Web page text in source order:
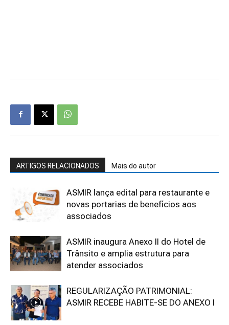
ARTIGOS RELACIONADOS Mais do autor
ASMIR lança edital para restaurante e
novas portarias de benefícios aos
associados
ASMIR inaugura Anexo II do Hotel de
Trânsito e amplia estrutura para
atender associados
REGULARIZAÇÃO PATRIMONIAL:
ASMIR RECEBE HABITE-SE DO ANEXO I